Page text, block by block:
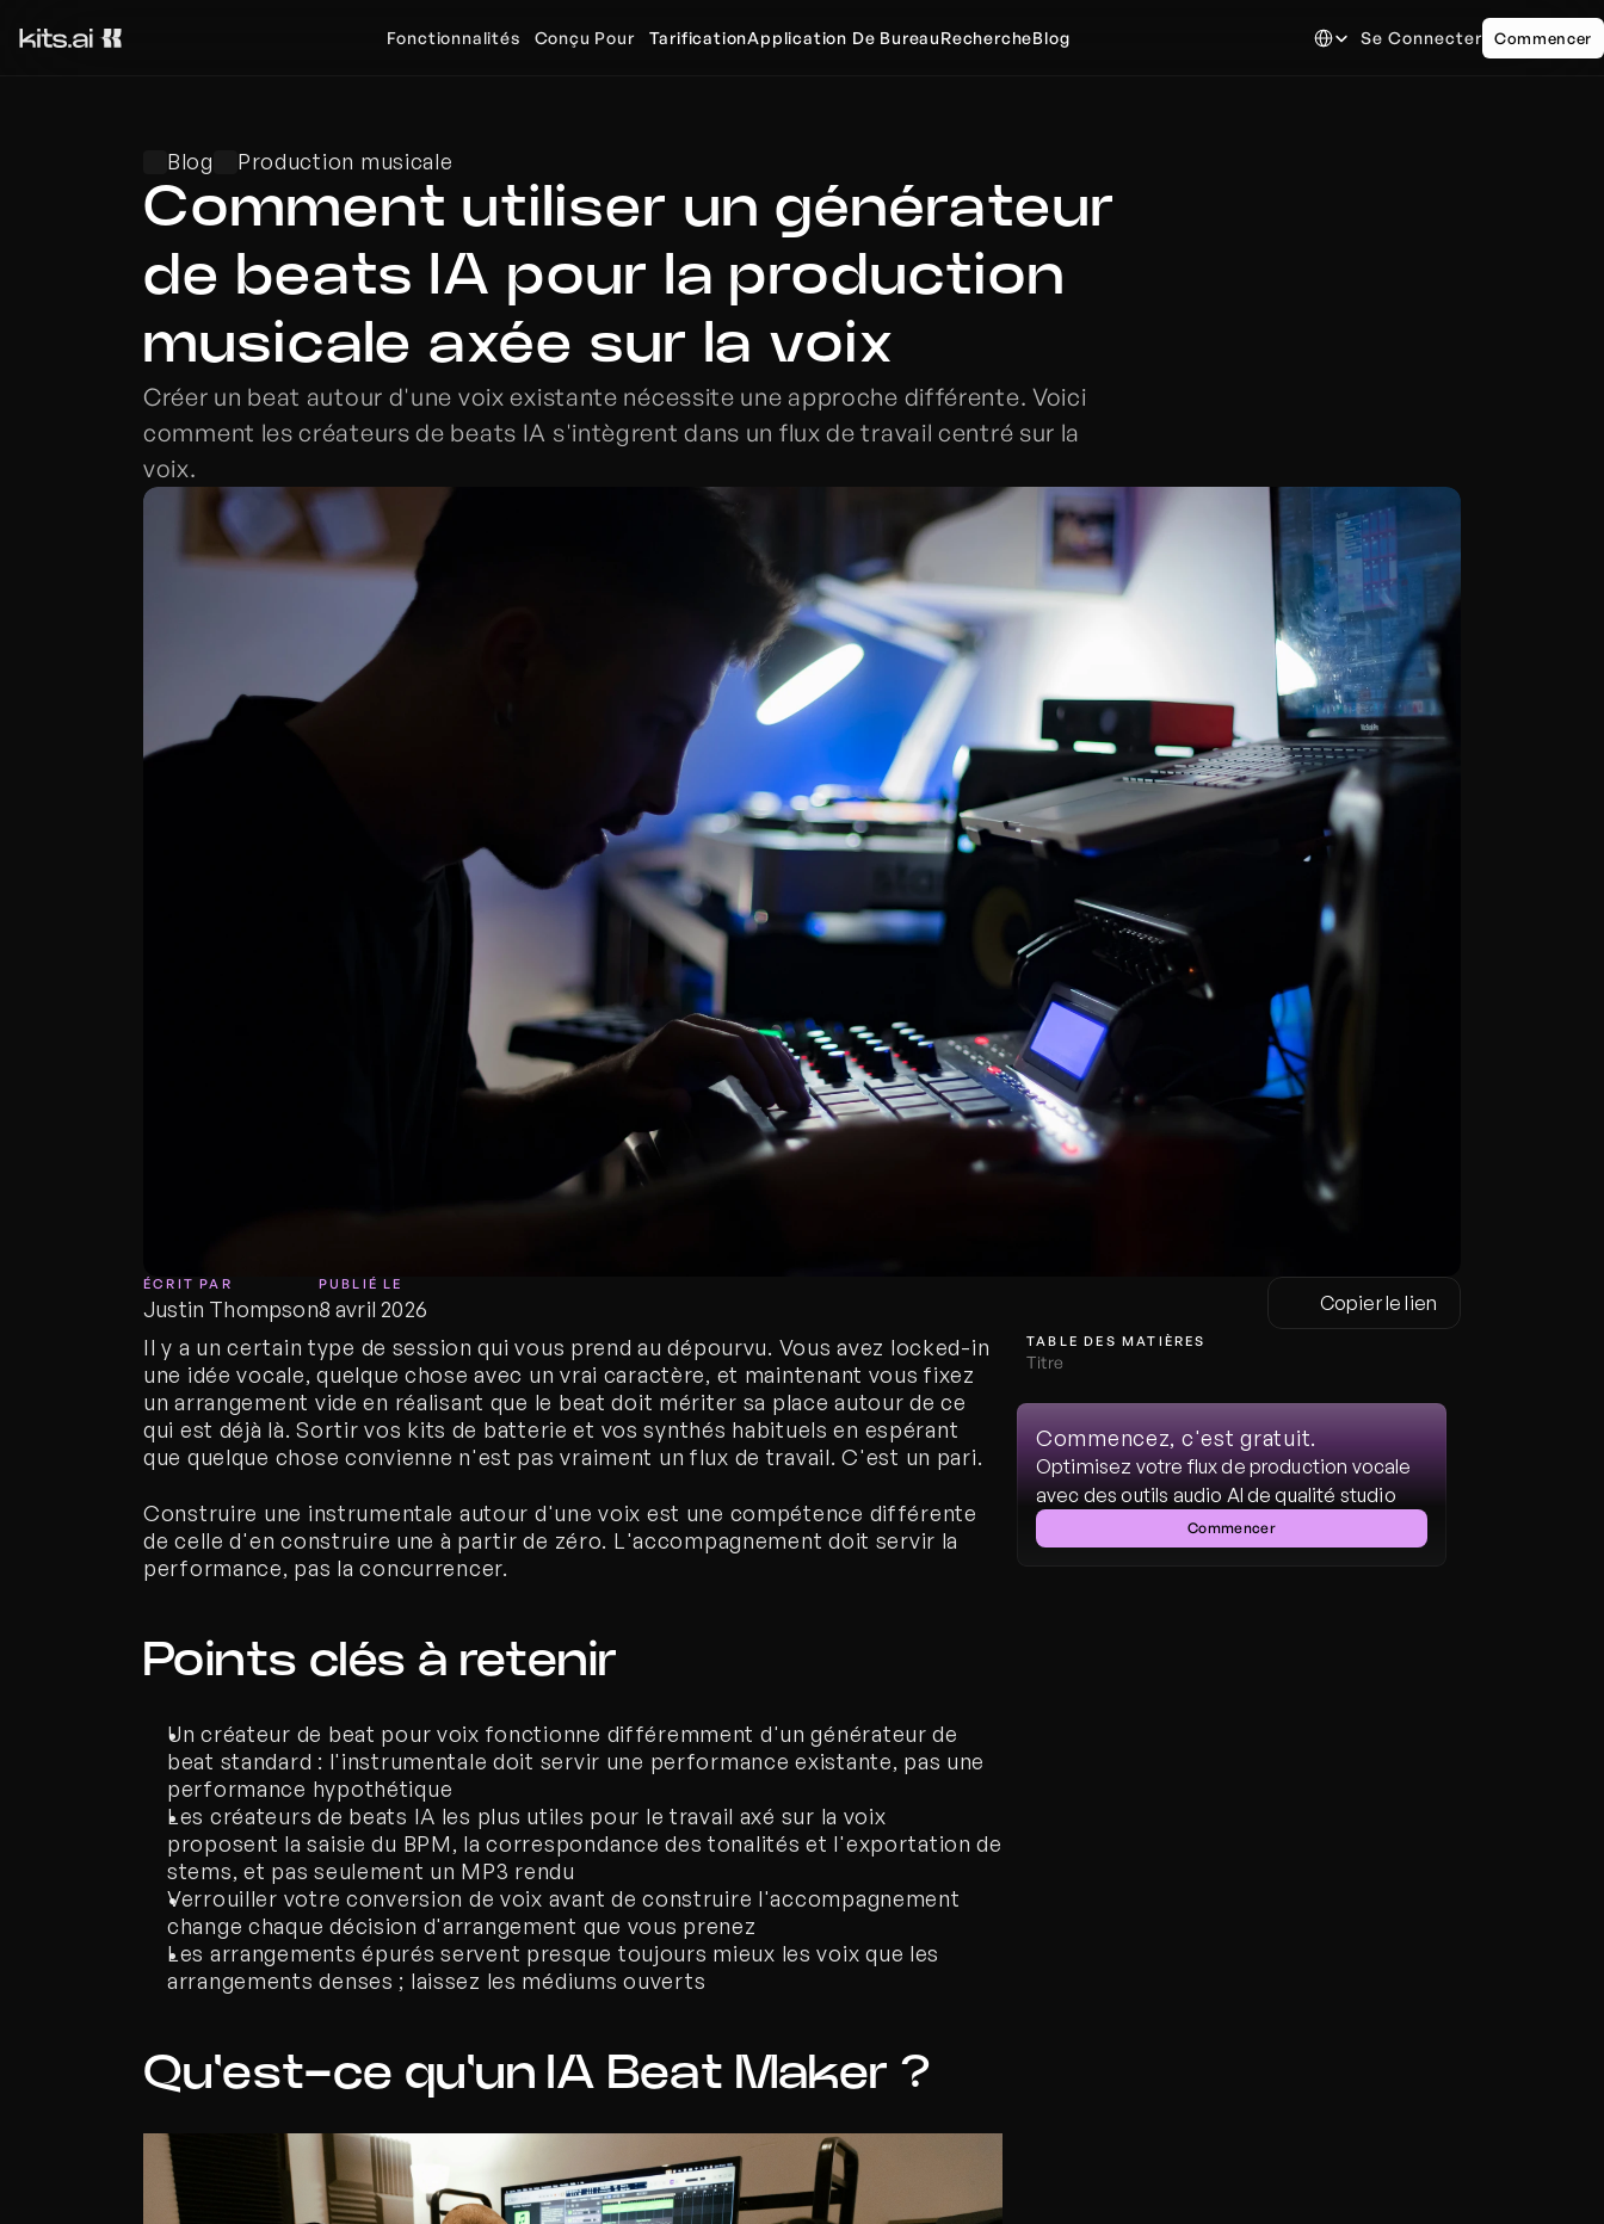
Blog Production musicale
Comment utiliser un générateur
de beats IA pour la production
musicale axée sur la voix
Créer un beat autour d'une voix existante nécessite une approche différente. Voici
comment les créateurs de beats IA s'intègrent dans un flux de travail centré sur la
voix.
ÉCRIT PAR
Justin Thompson
PUBLIÉ LE
8 avril 2026 Copier le lien
Il y a un certain type de session qui vous prend au dépourvu. Vous avez locked-in
une idée vocale, quelque chose avec un vrai caractère, et maintenant vous fixez
un arrangement vide en réalisant que le beat doit mériter sa place autour de ce
qui est déjà là. Sortir vos kits de batterie et vos synthés habituels en espérant
que quelque chose convienne n'est pas vraiment un flux de travail. C'est un pari.
Construire une instrumentale autour d'une voix est une compétence différente
de celle d'en construire une à partir de zéro. L'accompagnement doit servir la
performance, pas la concurrencer.
Points clés à retenir
Un créateur de beat pour voix fonctionne différemment d'un générateur de
beat standard : l'instrumentale doit servir une performance existante, pas une
performance hypothétique
Les créateurs de beats IA les plus utiles pour le travail axé sur la voix
proposent la saisie du BPM, la correspondance des tonalités et l'exportation de
stems, et pas seulement un MP3 rendu
Verrouiller votre conversion de voix avant de construire l'accompagnement
change chaque décision d'arrangement que vous prenez
Les arrangements épurés servent presque toujours mieux les voix que les
arrangements denses ; laissez les médiums ouverts
Qu'est-ce qu'un IA Beat Maker ?
TABLE DES MATIÈRES
Titre
Commencez, c'est gratuit.
Optimisez votre flux de production vocale
avec des outils audio AI de qualité studio
Commencer
Fonctionnalités Conçu Pour TarificationApplication De BureauRechercheBlog Se Connecter Commencer